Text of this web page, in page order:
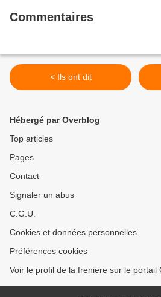
Commentaires
< Ils ont dit
Hébergé par Overblog
Top articles
Pages
Contact
Signaler un abus
C.G.U.
Cookies et données personnelles
Préférences cookies
Voir le profil de la freniere sur le portail